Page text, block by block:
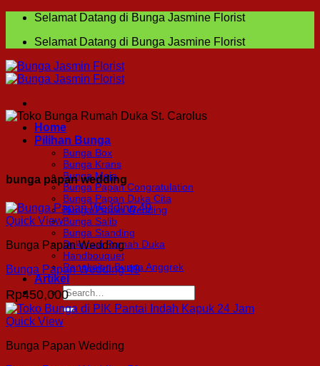
Skip
content
Selamat Datang di Bunga Jasmine Florist
Selamat Datang di Bunga Jasmine Florist
Home
Pilihan Bunga
Bunga Box
Bunga Krans
Bunga Meja
Bunga Papan Congratulation
Bunga Papan Duka Cita
Bunga Papan Wedding
Bunga Salib
Bunga Standing
Dekorasi Rumah Duka
Handbouquet
Rangkaian Bunga Anggrek
Artikel
Search
for:
bunga papan wedding
Quick View
Bunga Papan Wedding
Bunga Papan Wedding 49
Rp450,000
Quick View
Bunga Papan Wedding